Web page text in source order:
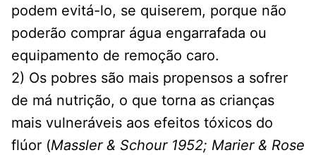
podem evitá-lo, se quiserem, porque não
poderão comprar água engarrafada ou
equipamento de remoção caro.
2) Os pobres são mais propensos a sofrer
de má nutrição, o que torna as crianças
mais vulneráveis ​​aos efeitos tóxicos do
flúor (Massler & Schour 1952; Marier & Rose